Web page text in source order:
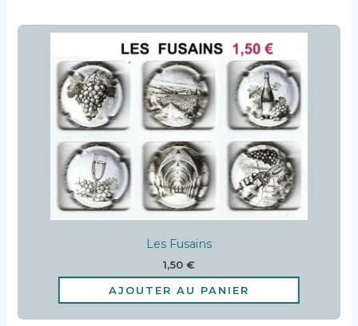
Les Fusains
1,50 €
AJOUTER AU PANIER